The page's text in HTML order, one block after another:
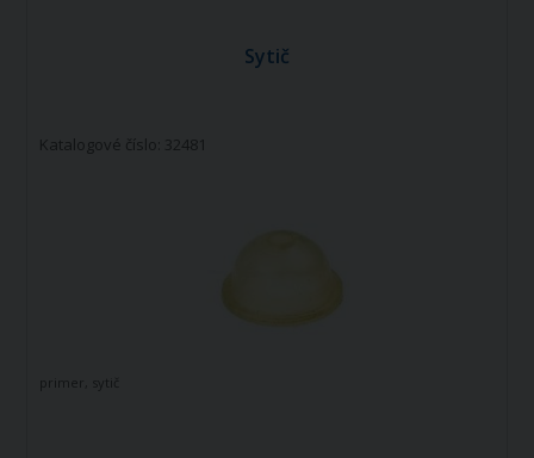
Sytič
Katalogové číslo: 32481
primer, sytič